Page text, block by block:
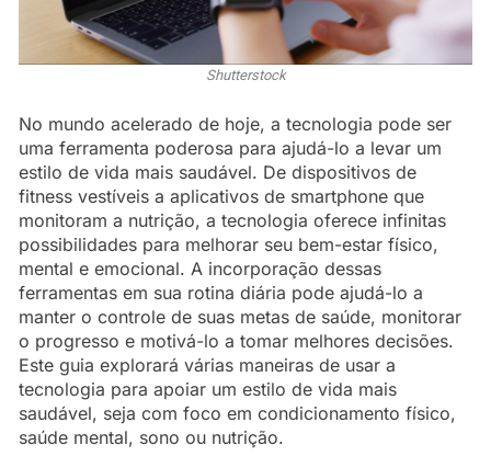
Shutterstock
No mundo acelerado de hoje, a tecnologia pode ser
uma ferramenta poderosa para ajudá-lo a levar um
estilo de vida mais saudável. De dispositivos de
fitness vestíveis a aplicativos de smartphone que
monitoram a nutrição, a tecnologia oferece infinitas
possibilidades para melhorar seu bem-estar físico,
mental e emocional. A incorporação dessas
ferramentas em sua rotina diária pode ajudá-lo a
manter o controle de suas metas de saúde, monitorar
o progresso e motivá-lo a tomar melhores decisões.
Este guia explorará várias maneiras de usar a
tecnologia para apoiar um estilo de vida mais
saudável, seja com foco em condicionamento físico,
saúde mental, sono ou nutrição.